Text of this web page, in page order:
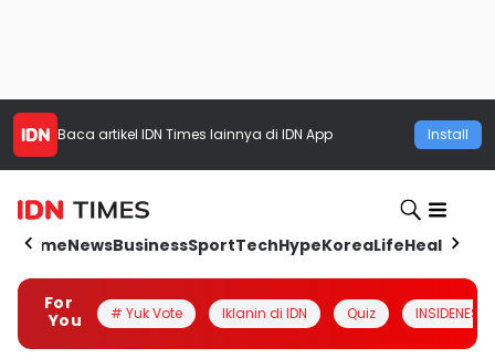
Baca artikel IDN Times lainnya di IDN App Install
HomeNewsBusinessSportTechHypeKoreaLifeHealth
For
You
# Yuk Vote Iklanin di IDN Quiz INSIDENESIA